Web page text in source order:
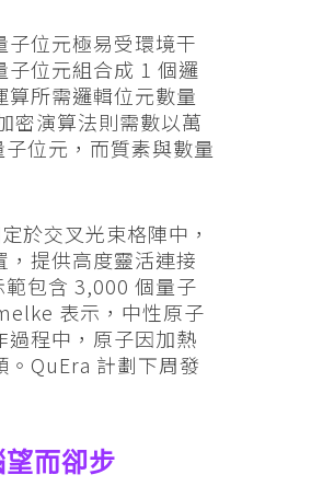
位元極易受環境干
位元組合成 1 個邏
所需邏輯位元數量
密演算法則需數以萬
位元，而質素與數量
於交叉光束格陣中，
提供高度靈活連接
包含 3,000 個量子
表示，中性原子
程中，原子因加熱
QuEra 計劃下周發
而卻步